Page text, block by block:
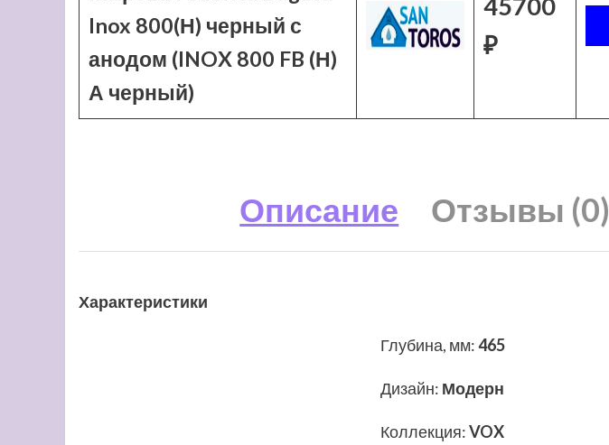
Inox 800(Н) черный с
анодом (INOX 800 FB (Н)
А черный)
₽
Описание Отзывы (0)
Характеристики
Глубина, мм:465
Дизайн: Модерн
Коллекция:VOX